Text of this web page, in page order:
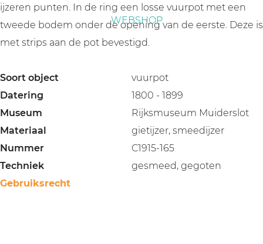
WEBSHOP
ijzeren punten. In de ring een losse vuurpot met een
tweede bodem onder de opening van de eerste. Deze is
met strips aan de pot bevestigd.
Soort object
vuurpot
Datering
1800 - 1899
Museum
Rijksmuseum Muiderslot
Materiaal
gietijzer, smeedijzer
Nummer
C1915-165
Techniek
gesmeed, gegoten
Gebruiksrecht